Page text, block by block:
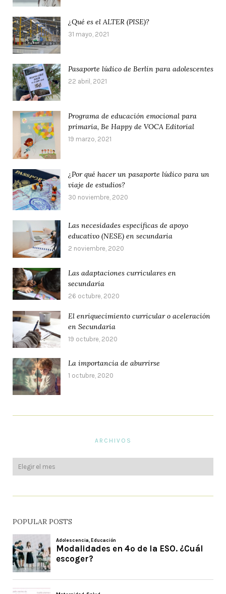
¿Qué es el ALTER (PISE)?
31 mayo, 2021
Pasaporte lúdico de Berlín para adolescentes
22 abril, 2021
Programa de educación emocional para
primaria, Be Happy de VOCA Editorial
19 marzo, 2021
¿Por qué hacer un pasaporte lúdico para un
viaje de estudios?
30 noviembre, 2020
Las necesidades específicas de apoyo
educativo (NESE) en secundaria
2 noviembre, 2020
Las adaptaciones curriculares en
secundaria
26 octubre, 2020
El enriquecimiento curricular o aceleración
en Secundaria
19 octubre, 2020
La importancia de aburrirse
1 octubre, 2020
ARCHIVOS
POPULAR POSTS